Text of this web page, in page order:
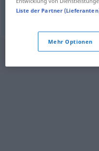
Liste der Partner
Mehr Optionen